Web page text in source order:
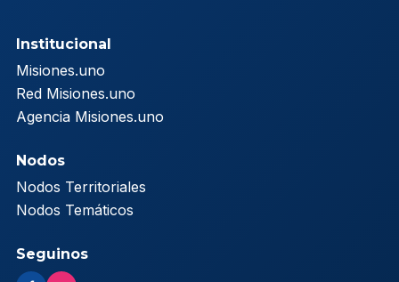
Institucional
Misiones.uno
Red Misiones.uno
Agencia Misiones.uno
Nodos
Nodos Territoriales
Nodos Temáticos
Seguinos